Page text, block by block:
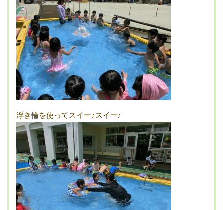
浮き輪を使ってスイー♪スイー♪